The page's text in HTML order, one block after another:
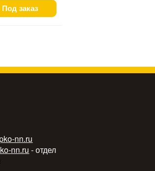
Под заказ
nn.ru
nn.ru - отдел